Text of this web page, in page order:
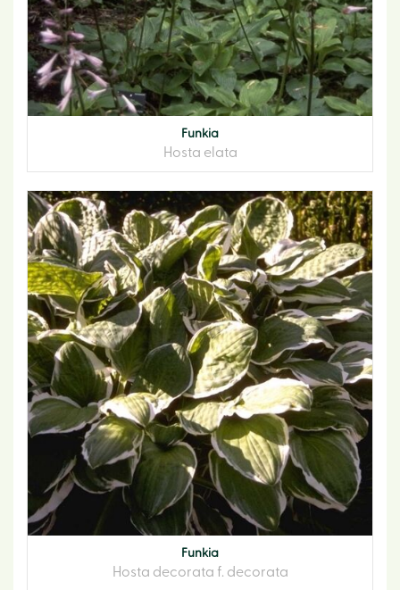
Funkia
Hosta elata
Funkia
Hosta decorata f. decorata